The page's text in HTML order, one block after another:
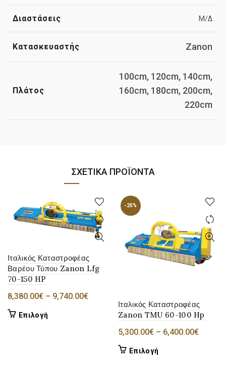
Διαστάσεις Μ/Δ
Κατασκευαστής Zanon
Πλάτος
100cm, 120cm, 140cm,
160cm, 180cm, 200cm,
220cm
ΣΧΕΤΙΚΆ ΠΡΟΪΌΝΤΑ
Ιταλικός Καταστροφέας
Βαρέου Τύπου Zanon Lfg
70-150 HP
8,380.00€ – 9,740.00€Price
8,380.00€
9,740.00€
Επιλογή
-20%
Ιταλικός Καταστροφέας
Zanon TMU 60-100 Hp
5,300.00€ – 6,400.00€Price
Επιλογή